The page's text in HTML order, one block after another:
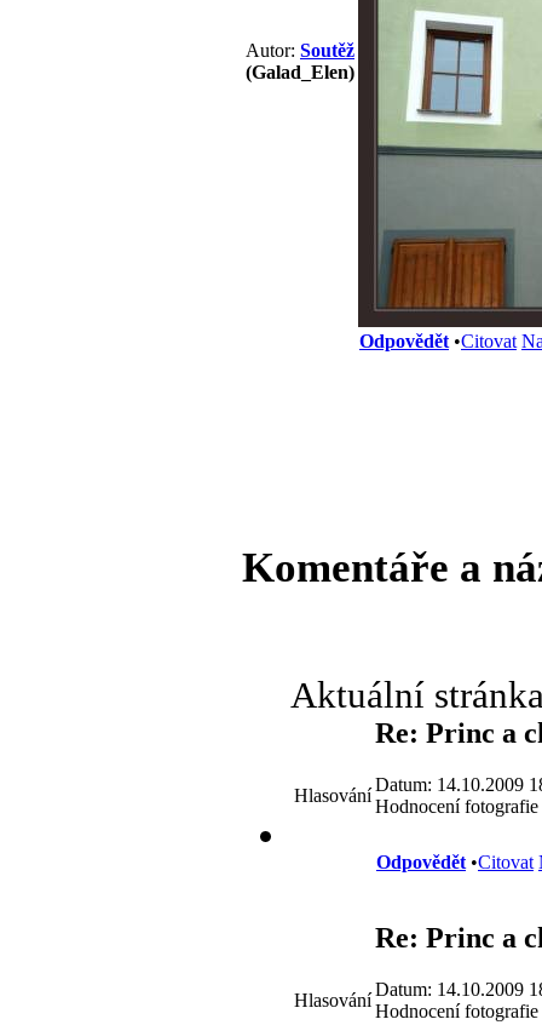
Autor: Soutěž
(Galad_Elen)
Odpovědět •Citovat
Komentáře a
Aktuální
Hlasování
Re: Princ a
Datum: 14.10.2009
Hodnocení
Odpovědět •Citovat
Hlasování
Re: Princ a
Datum: 14.10.2009
Hodnocení